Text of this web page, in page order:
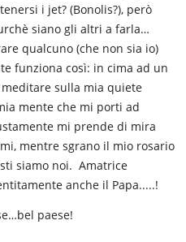
i jet? (Bonolis?), però
siano gli altri a farla…
qualcuno (che non sia io)
funziona così: in cima ad un
sulla mia quiete
mente che mi porti ad
mi prende di mira
mentre sgrano il mio rosario
siamo noi. Amatrice
anche il Papa.....!
paese!